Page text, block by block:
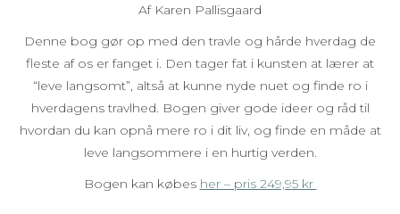
Af Karen Pallisgaard
Denne bog gør op med den travle og hårde hverdag de
fleste af os er fanget i. Den tager fat i kunsten at lærer at
“leve langsomt”, altså at kunne nyde nuet og finde ro i
hverdagens travlhed. Bogen giver gode ideer og råd til
hvordan du kan opnå mere ro i dit liv, og finde en måde at
leve langsommere i en hurtig verden.
Bogen kan købes her – pris 249,95 kr